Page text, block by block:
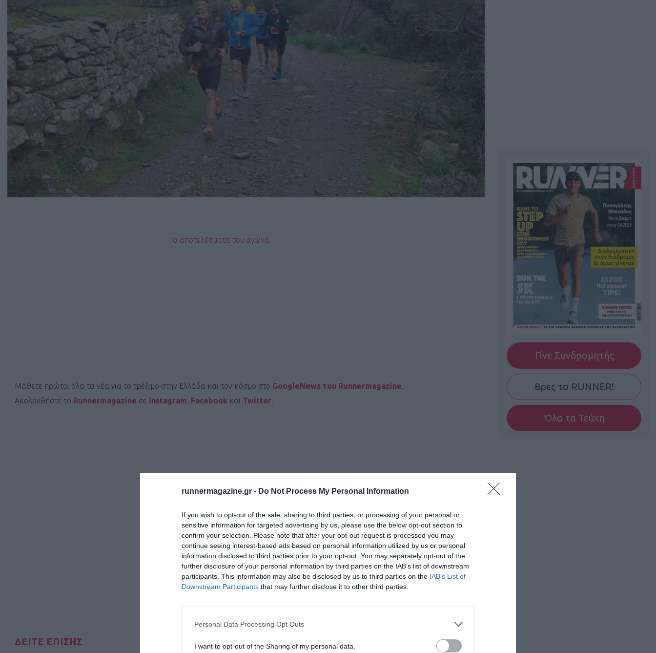
runnermagazine.gr - Do Not Process My Personal Information
If you wish to opt-out of the sale, sharing to third parties, or processing of your personal or
sensitive information for targeted advertising by us, please use the below opt-out section to
confirm your selection. Please note that after your opt-out request is processed you may
continue seeing interest-based ads based on personal information utilized by us or personal
information disclosed to third parties prior to your opt-out. You may separately opt-out of the
further disclosure of your personal information by third parties on the IAB’s list of downstream
participants. This information may also be disclosed by us to third parties on the IAB’s List of
Downstream Participants that may further disclose it to other third parties.
Personal Data Processing Opt Outs
I want to opt-out of the Sharing of my personal data.
Τα αποτελέσματα του αγώνα
Μάθετε πρώτοι όλα τα νέα για το τρέξιμο στην Ελλάδα και τον κόσμο στο GoogleNews του Runnermagazine.
Ακολουθήστε το Runnermagazine σε Instagram, Facebook και Twitter.
ΔΕΙΤΕ ΕΠΙΣΗΣ
Γίνε Συνδρομητής
Βρες το RUNNER!
Όλα τα Τεύχη